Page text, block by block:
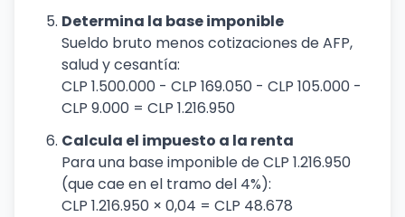
Determina la base imponible
Sueldo bruto menos cotizaciones de AFP,
salud y cesantía:
CLP 1.500.000 - CLP 169.050 - CLP 105.000 -
CLP 9.000 = CLP 1.216.950
Calcula el impuesto a la renta
Para una base imponible de CLP 1.216.950
(que cae en el tramo del 4%):
CLP 1.216.950 × 0,04 = CLP 48.678